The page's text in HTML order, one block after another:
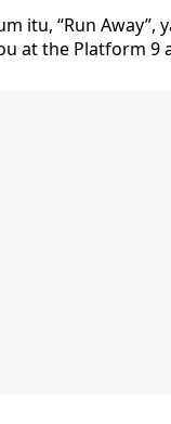
itu, “Run
at the Platform 9